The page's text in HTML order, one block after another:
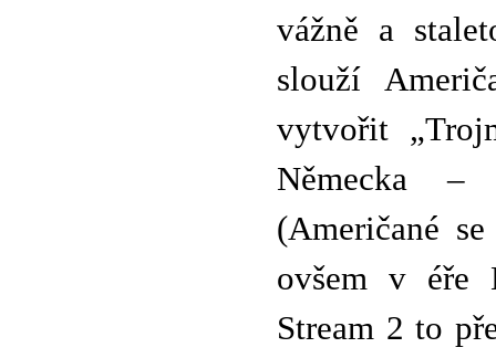
vážně a
slouží
vytvořit
Německa –
(Američané
ovšem v éře
Stream 2 to